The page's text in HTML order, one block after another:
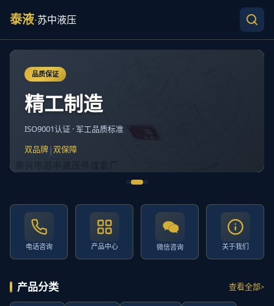
泰液·苏中液压
品质保证
精工制造
ISO9001认证 · 军工品质标准
双品牌|双保障
电话咨询 产品中心 微信咨询 关于我们
产品分类 查看全部